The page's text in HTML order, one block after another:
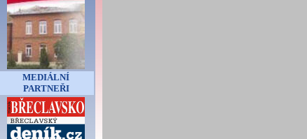
MEDIÁLNÍ
PARTNEŘI